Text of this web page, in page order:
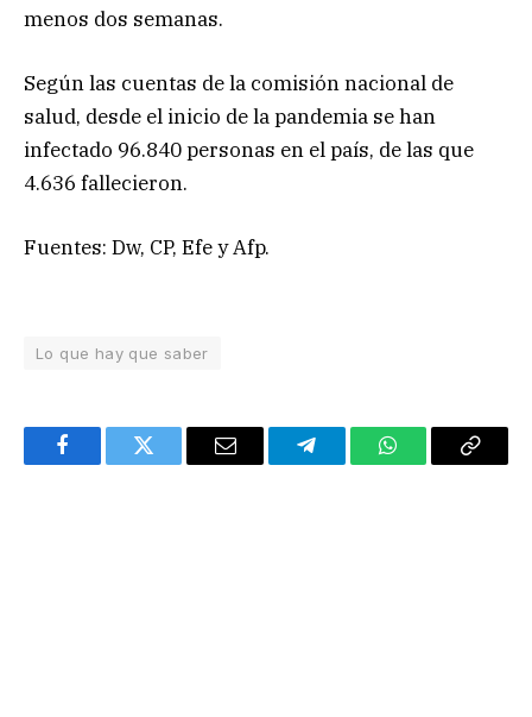
menos dos semanas.
Según las cuentas de la comisión nacional de
salud, desde el inicio de la pandemia se han
infectado 96.840 personas en el país, de las que
4.636 fallecieron.
Fuentes: Dw, CP, Efe y Afp.
Lo que hay que saber
FacebookTwitter Email TelegramWhatsAppCopy